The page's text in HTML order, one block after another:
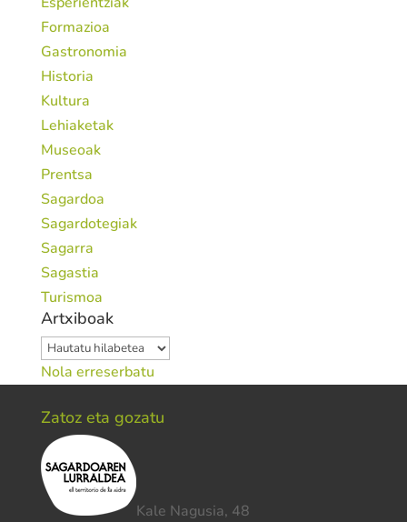
Formazioa
Gastronomia
Historia
Kultura
Lehiaketak
Museoak
Prentsa
Sagardoa
Sagardotegiak
Sagarra
Sagastia
Turismoa
Artxiboak
Artxiboak
Nola erreserbatu
Zatoz eta gozatu
Kale Nagusia, 48